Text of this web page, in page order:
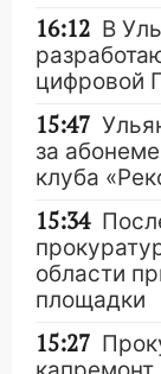
16:12 В
цифровой
15:47
за
клуба
15:34
области
площадки
15:27